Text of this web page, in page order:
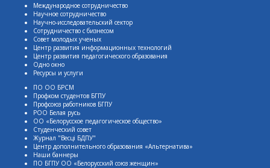
Международное сотрудничество
Научное сотрудничество
Научно-исследовательский сектор
Сотрудничество с бизнесом
Совет молодых ученых
Центр развития информационных технологий
Центр развития педагогического образования
Одно окно
Ресурсы и услуги
ПО ОО БРСМ
Профком студентов БГПУ
Профсоюз работников БГПУ
РОО Белая русь
ОО «Белорусское педагогическое общество»
Студенческий совет
Журнал "Весцi БДПУ"
Центр дополнительного образования «Альтернатива»
Наши баннеры
ПО БГПУ ОО «Белорусский союз женщин»